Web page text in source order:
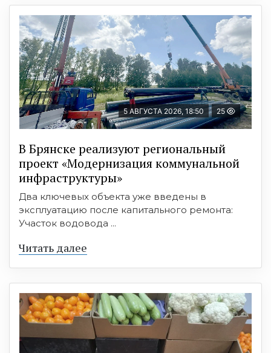
5 АВГУСТА 2026, 18:50 25
В Брянске реализуют региональный
проект «Модернизация коммунальной
инфраструктуры»
Два ключевых объекта уже введены в
эксплуатацию после капитального ремонта:
Участок водовода ...
Читать далее